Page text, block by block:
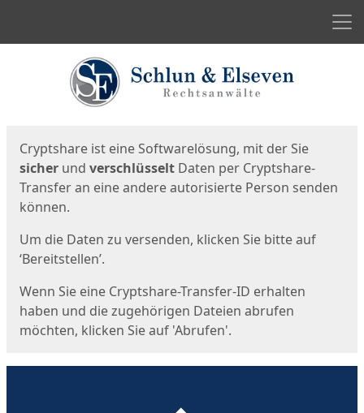
Cryptshare ist eine Softwarelösung, mit der Sie
sicher und verschlüsselt Daten per Cryptshare-
Transfer an eine andere autorisierte Person senden
können.
Um die Daten zu versenden, klicken Sie bitte auf
‘Bereitstellen’.
Wenn Sie eine Cryptshare-Transfer-ID erhalten
haben und die zugehörigen Dateien abrufen
möchten, klicken Sie auf 'Abrufen'.